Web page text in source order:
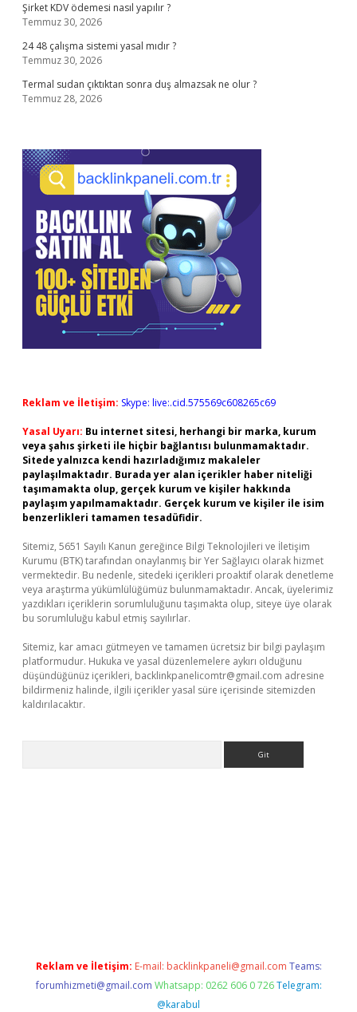
Şirket KDV ödemesi nasıl yapılır ?
Temmuz 30, 2026
24 48 çalışma sistemi yasal mıdır ?
Temmuz 30, 2026
Termal sudan çıktıktan sonra duş almazsak ne olur ?
Temmuz 28, 2026
Reklam ve İletişim: Skype: live:.cid.575569c608265c69
Yasal Uyarı: Bu internet sitesi, herhangi bir marka, kurum
veya şahıs şirketi ile hiçbir bağlantısı bulunmamaktadır.
Sitede yalnızca kendi hazırladığımız makaleler
paylaşılmaktadır. Burada yer alan içerikler haber niteliği
taşımamakta olup, gerçek kurum ve kişiler hakkında
paylaşım yapılmamaktadır. Gerçek kurum ve kişiler ile isim
benzerlikleri tamamen tesadüfidir.
Sitemiz, 5651 Sayılı Kanun gereğince Bilgi Teknolojileri ve İletişim
Kurumu (BTK) tarafından onaylanmış bir Yer Sağlayıcı olarak hizmet
vermektedir. Bu nedenle, sitedeki içerikleri proaktif olarak denetleme
veya araştırma yükümlülüğümüz bulunmamaktadır. Ancak, üyelerimiz
yazdıkları içeriklerin sorumluluğunu taşımakta olup, siteye üye olarak
bu sorumluluğu kabul etmiş sayılırlar.
Sitemiz, kar amacı gütmeyen ve tamamen ücretsiz bir bilgi paylaşım
platformudur. Hukuka ve yasal düzenlemelere aykırı olduğunu
düşündüğünüz içerikleri, backlinkpanelicomtr@gmail.com adresine
bildirmeniz halinde, ilgili içerikler yasal süre içerisinde sitemizden
kaldırılacaktır.
Reklam ve İletişim: E-mail: backlinkpaneli@gmail.com Teams:
forumhizmeti@gmail.com Whatsapp: 0262 606 0 726 Telegram:
@karabul